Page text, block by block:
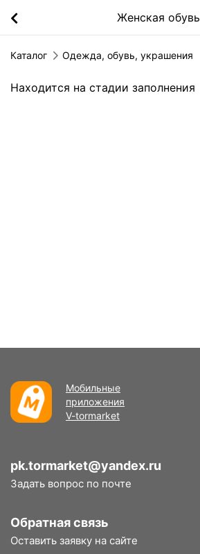
Женская обувь
Каталог Одежда, обувь, украшения
Находится на стадии заполнения
Мобильные
приложения
V-tormarket
pk.tormarket@yandex.ru
Задать вопрос по почте
Обратная связь
Оставить заявку на сайте